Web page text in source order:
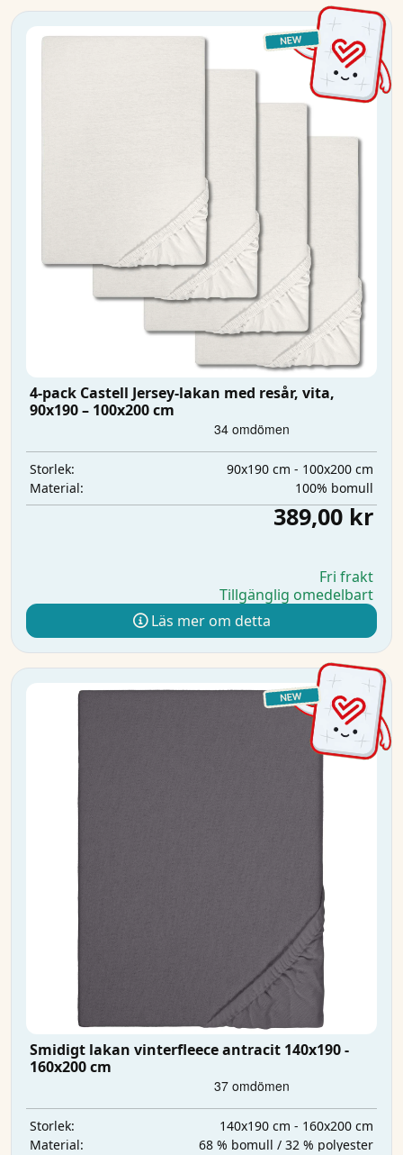
4-pack Castell Jersey-lakan med resår, vita,
90x190 – 100x200 cm
Storlek:
90x190 cm - 100x200 cm
Material:
100% bomull
389,00 kr
Fri frakt
Tillgänglig omedelbart
Läs mer om detta
Smidigt lakan vinterfleece antracit 140x190 -
160x200 cm
Storlek:
140x190 cm - 160x200 cm
Material:
68 % bomull / 32 % polyester